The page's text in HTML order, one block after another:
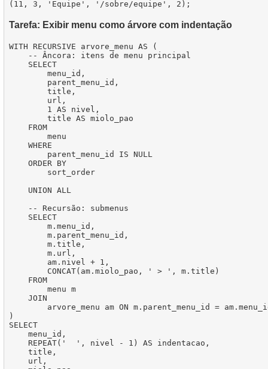
Tarefa: Exibir menu como árvore com indentação
WITH RECURSIVE arvore_menu AS (
    -- Âncora: itens de menu principal
    SELECT
        menu_id,
        parent_menu_id,
        title,
        url,
        1 AS nivel,
        title AS miolo_pao
    FROM
        menu
    WHERE
        parent_menu_id IS NULL
    ORDER BY
        sort_order
    UNION ALL
    -- Recursão: submenus
    SELECT
        m.menu_id,
        m.parent_menu_id,
        m.title,
        m.url,
        am.nivel + 1,
        CONCAT(am.miolo_pao, ' > ', m.title)
    FROM
        menu m
    JOIN
arvore_menu am ON m.parent_menu_id =
)
SELECT
    menu_id,
    REPEAT('  ', nivel - 1) AS indentacao,
    title,
    url,